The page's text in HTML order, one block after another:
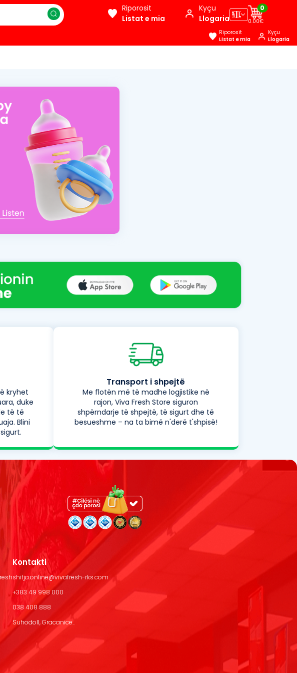
Riporosit
Listat e mia
Kyçu
Llogaria🇦🇱
0
0.00€
Riporosit
Listat e mia
Kyçu
Llogaria
kryhet
duke
të të
Blini
Transport i shpejtë
Me flotën më të madhe logjistike në
rajon, Viva Fresh Store siguron
shpërndarje të shpejtë, të sigurt dhe të
besueshme – na ta bimë n'derë t'shpisë!
Kontakti
shitja.online@vivafresh-rks.com
+383 49 998 000
038 408 888
Suhodoll, Gracanice..